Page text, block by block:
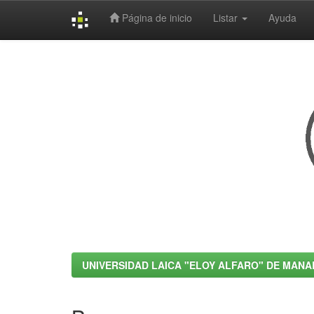
Página de inicio Listar Ayuda
UNIVERSIDAD LAICA "ELOY ALFARO" DE